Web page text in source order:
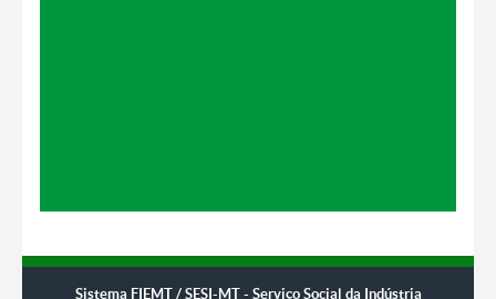
Sistema FIEMT / SESI-MT - ​​Serviço Social da Indústria